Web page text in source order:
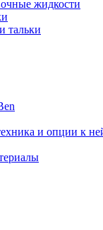
жидкости
тальки
и опции к